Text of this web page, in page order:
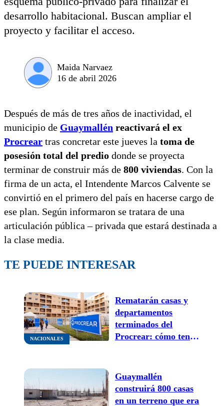
desarrollo habitacional. Buscan ampliar el
proyecto y facilitar el acceso.
Maida Narvaez
16 de abril 2026
Después de más de tres años de inactividad, el
municipio de Guaymallén reactivará el ex
Procrear tras concretar este jueves la toma de
posesión total del predio donde se proyecta
terminar de construir más de 800 viviendas. Con la
firma de un acta, el Intendente Marcos Calvente se
convirtió en el primero del país en hacerse cargo de
ese plan. Según informaron se tratara de una
articulación pública – privada que estará destinada a
la clase media.
TE PUEDE INTERESAR
NACIONALES
Rematarán casas y
departamentos
terminados del
Procrear: cómo tenés
Guaymallén
construirá 800 casas
en un terreno que era